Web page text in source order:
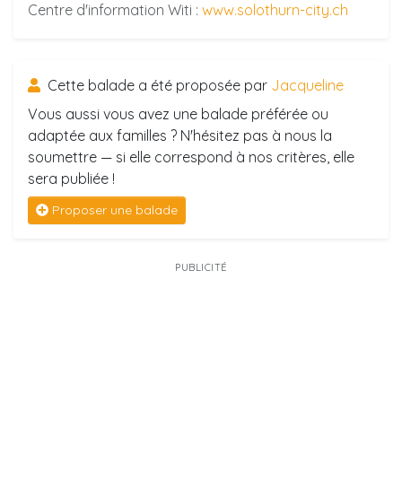
Centre d'information Witi : www.solothurn-city.ch
Cette balade a été proposée par Jacqueline
Vous aussi vous avez une balade préférée ou
adaptée aux familles ? N'hésitez pas à nous la
soumettre — si elle correspond à nos critères, elle
sera publiée !
Proposer une balade
PUBLICITÉ